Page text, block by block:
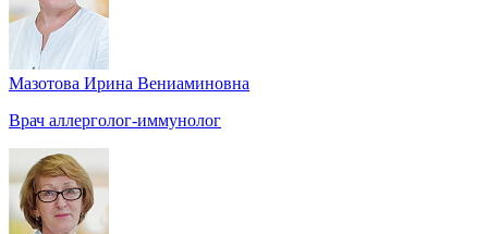
Мазотова Ирина Вениаминовна
Врач аллерголог-иммунолог